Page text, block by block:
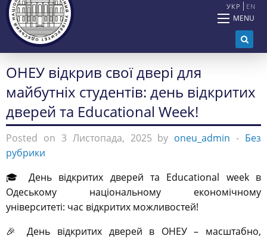
УКР EN
MENU
ОНЕУ відкрив свої двері для
майбутніх студентів: день відкритих
дверей та Educational Week!
Posted on 3 Листопада, 2025 by oneu_admin - Без
рубрики
🎓 День відкритих дверей та Educational week в
Одеському національному економічному
університеті: час відкритих можливостей!
🎉 День відкритих дверей в ОНЕУ – масштабно,